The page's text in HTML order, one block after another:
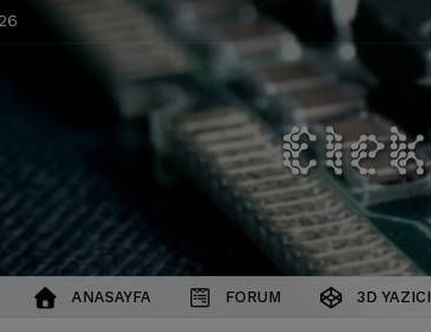
ANASAYFA FORUM 3D YAZICI